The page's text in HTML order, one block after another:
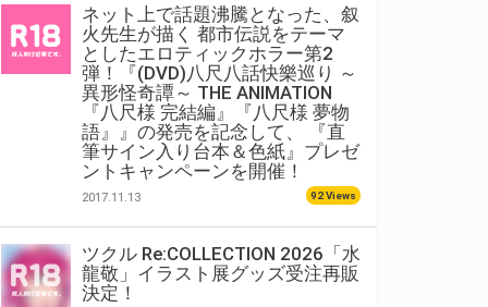
ネット上で話題沸騰となった、叙
火先生が描く 都市伝説をテーマ
としたエロティックホラー第2
弾！『(DVD)八尺八話快樂巡り ～
異形怪奇譚～ THE ANIMATION
『八尺様 完結編』『八尺様 夢物
語』』の発売を記念して、 『直
筆サイン入り台本＆色紙』プレゼ
ントキャンペーンを開催！
2017.11.13 92 Views
ツクル Re:COLLECTION 2026「水
龍敬」イラスト展グッズ受注再販
決定！